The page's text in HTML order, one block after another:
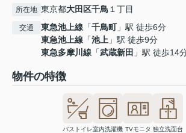
所在地 東京都大田区千鳥 １丁目
交通 東急池上線 「千鳥町」駅 徒歩6分
東急池上線 「池上 」駅 徒歩9分
東急多摩川線 「武蔵新田 」駅 徒歩14
物件の特徴
バストイレ室内洗濯機 TVモニタ 独立洗面台